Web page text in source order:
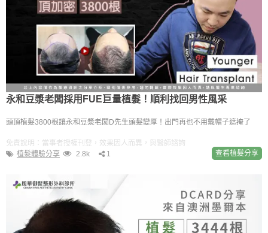
永和豆漿老闆採用FUE巨量植髮！順利找回男性風采
頭頂植髮3800根讓永和豆漿老闆D先生頭髮變厚！出門再也不用戴帽子遮掩了
免責說明：當事者授權刊登，效果因人而異，與醫師諮詢
植髮體驗分享
2.8k 1 查看植髮分享